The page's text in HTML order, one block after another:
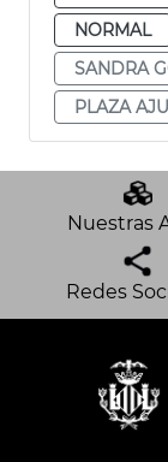
NORMAL
SANDRA
PLAZA
Nuestras
Redes